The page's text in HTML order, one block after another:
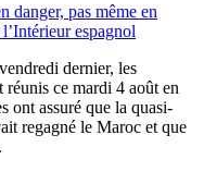
danger, pas même en
espagnol
dernier, les
réunis ce mardi 4 août en
ont assuré que la quasi-
regagné le Maroc et que